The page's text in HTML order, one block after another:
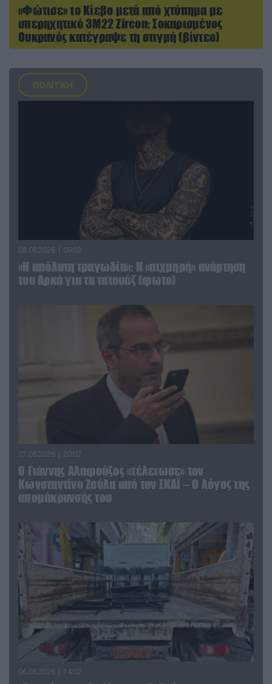
«Φώτισε» το Κίεβο μετά από χτύπημα με
υπερηχητικό 3M22 Zircon: Σοκαρισμένος
Ουκρανός κατέγραψε τη στιγμή (βίντεο)
ΠΟΛΙΤΙΚΗ
08.08.2026 | 09:02
«Η απόλυτη τραγωδία»: Η «αιχμηρή» ανάρτηση
του Αρκά για τα τατουάζ (φωτο)
07.08.2026 | 20:02
Ο Γιάννης Αλαφούζος «τέλειωσε» τον
Κωνσταντίνο Ζούλα από τον ΣΚΑΪ – Ο λόγος της
απομάκρυνσής του
06.08.2026 | 14:02